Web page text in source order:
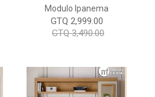
Modulo Ipanema
GTQ 2,999.00
GTQ 3,490.00